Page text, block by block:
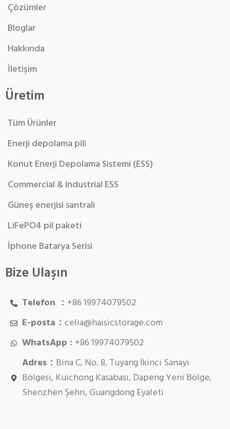
Çözümler
Bloglar
Hakkında
İletişim
Üretim
Tüm Ürünler
Enerji depolama pili
Konut Enerji Depolama Sistemi (ESS)
Commercial & Industrial ESS
Güneş enerjisi santrali
LiFePO4 pil paketi
İphone Batarya Serisi
Bize Ulaşın
Telefon ： +86 19974079502
E-posta： celia@haisicstorage.com
WhatsApp : +86 19974079502
Adres： Bina C, No. 8, Tuyang İkinci Sanayi
Bölgesi, Kuichong Kasabası, Dapeng Yeni Bölge,
Shenzhen Şehri, Guangdong Eyaleti